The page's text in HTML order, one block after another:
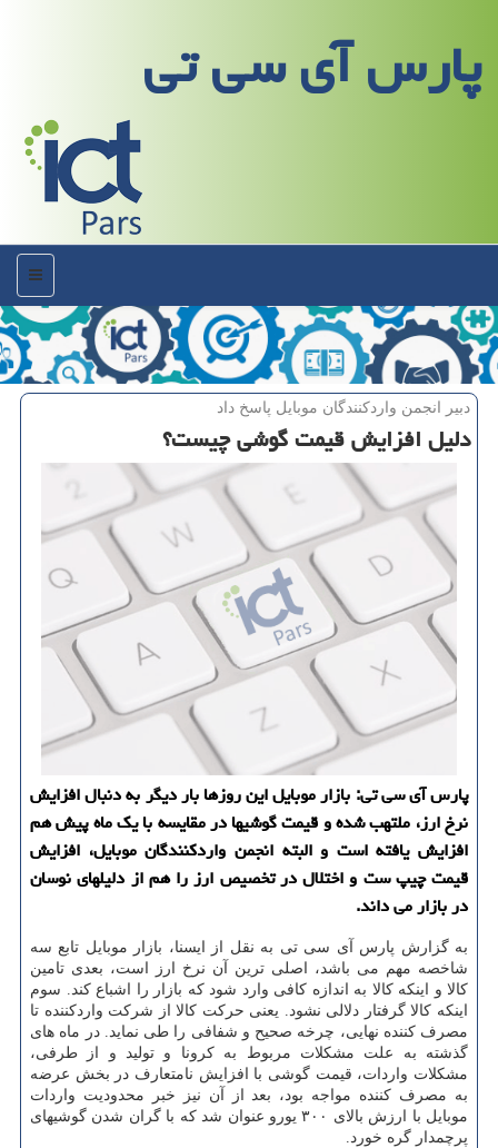
پارس آی سی تی
منو
دبیر انجمن واردكنندگان موبایل پاسخ داد
دلیل افزایش قیمت گوشی چیست؟
پارس آی سی تی: بازار موبایل این روزها بار دیگر به دنبال افزایش
نرخ ارز، ملتهب شده و قیمت گوشیها در مقایسه با یك ماه پیش هم
افزایش یافته است و البته انجمن واردكنندگان موبایل، افزایش
قیمت چیپ ست و اختلال در تخصیص ارز را هم از دلیلهای نوسان
در بازار می داند.
به گزارش پارس آی سی تی به نقل از ایسنا، بازار موبایل تابع سه
شاخصه مهم می باشد، اصلی ترین آن نرخ ارز است، بعدی تامین
کالا و اینکه کالا به اندازه کافی وارد شود که بازار را اشباع کند. سوم
اینکه کالا گرفتار دلالی نشود. یعنی حرکت کالا از شرکت واردکننده تا
مصرف کننده نهایی، چرخه صحیح و شفافی را طی نماید. در ماه های
گذشته به علت مشکلات مربوط به کرونا و تولید و از طرفی،
مشکلات واردات، قیمت گوشی با افزایش نامتعارف در بخش عرضه
به مصرف کننده مواجه بود، بعد از آن نیز خبر محدودیت واردات
موبایل با ارزش بالای ۳۰۰ یورو عنوان شد که با گران شدن گوشیهای
پرچمدار گره خورد.